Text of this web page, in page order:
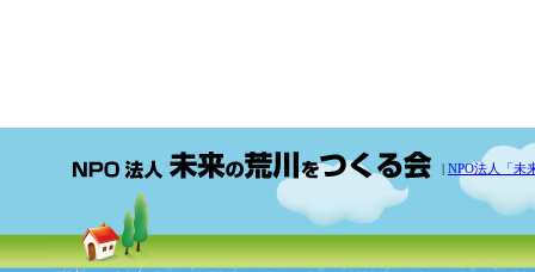
| NPO法人「未